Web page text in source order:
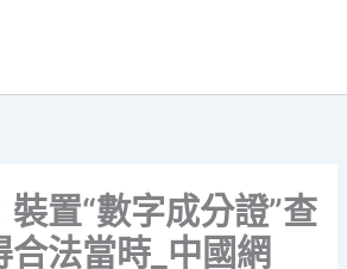
置“數字成分證”查
法當時_中國網